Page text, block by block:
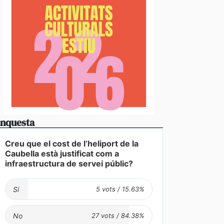
es fan forts davant una demanda
en un juliol que ja és històric
Creu que el cost de l’heliport de la
Caubella està justificat com a
infraestructura de servei públic?
Si
No